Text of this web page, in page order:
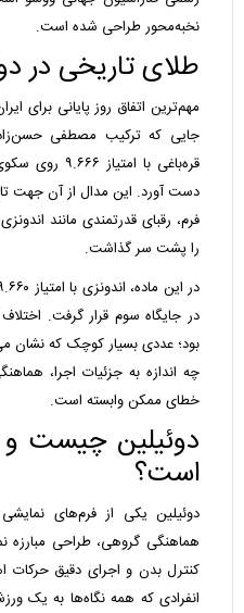
نخبه‌محور طراحی شده است.
طلای تاریخی در
مهم‌ترین اتفاق روز پایانی برای
جایی که ترکیب مصطفی
قره‌باغی با
دست آورد. این مدال از آن جهت
فرم، رقبای قدرتمندی مانند
را پشت سر گذاشت.
بود؛ عددی بسیار کوچک که نشان
چه اندازه به جزئیات اجرا،
خطای ممکن وابسته است.
دوئیلین چیست
است؟
دوئیلین یکی از فرم‌های
هماهنگی گروهی، طراحی مبارزه
کنترل بدن و اجرای دقیق حرکات
انفرادی که همه نگاه‌ها به یک